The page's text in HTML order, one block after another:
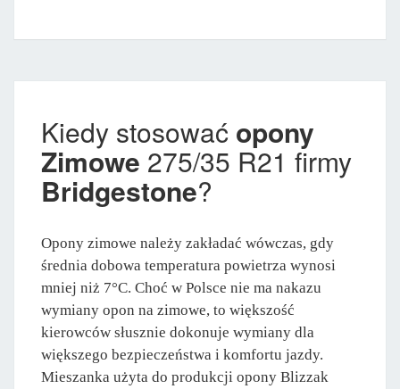
Kiedy stosować opony
Zimowe 275/35 R21 firmy
Bridgestone?
Opony zimowe należy zakładać wówczas, gdy
średnia dobowa temperatura powietrza wynosi
mniej niż 7°C. Choć w Polsce nie ma nakazu
wymiany opon na zimowe, to większość
kierowców słusznie dokonuje wymiany dla
większego bezpieczeństwa i komfortu jazdy.
Mieszanka użyta do produkcji opony Blizzak